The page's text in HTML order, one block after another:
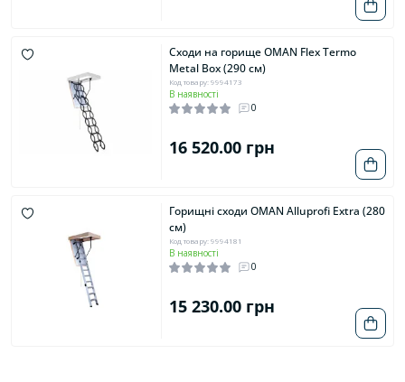
Сходи на горище OMAN Flex Termo
Metal Box (290 см)
Код товару: 9994173
В наявності
0
16 520.00 грн
Горищні сходи OMAN Alluprofi Extra (280
см)
Код товару: 9994181
В наявності
0
15 230.00 грн